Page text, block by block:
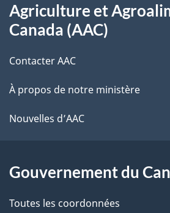
sujet
gouvernement
Agriculture et
Canada (AAC)
Contacter AAC
À propos de notre ministère
Nouvelles d’AAC
Gouvernement du
Toutes les coordonnées